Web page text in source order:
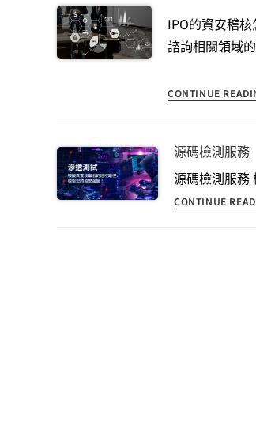
IPO的資安稽
諮詢相關領域
CONTINUE
源碼檢測服務
源碼檢測服務
CONTINUE